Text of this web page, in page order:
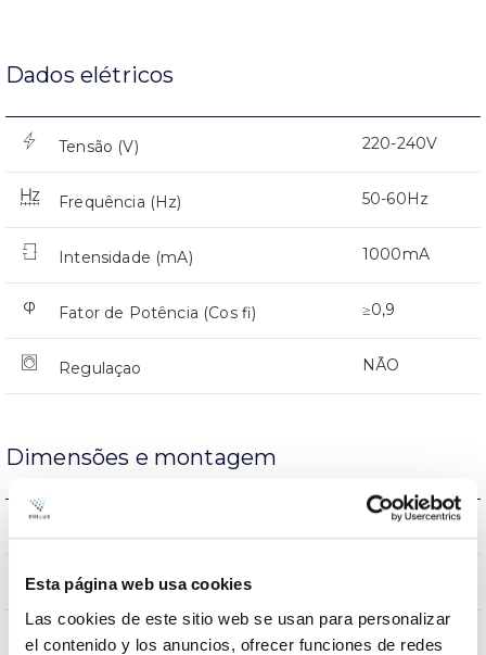
Esta página web usa cookies
Las cookies de este sitio web se usan para personalizar
el contenido y los anuncios, ofrecer funciones de redes
Dados elétricos
Tensão (V) 220-240V
Frequência (Hz) 50-60Hz
Intensidade (mA) 1000mA
Fator de Potência (Cos fi) ≥0,9
Regulaçao NÃO
Dimensões e montagem
207638,537933,472500
Peso
Dimensão 595x595x9mm